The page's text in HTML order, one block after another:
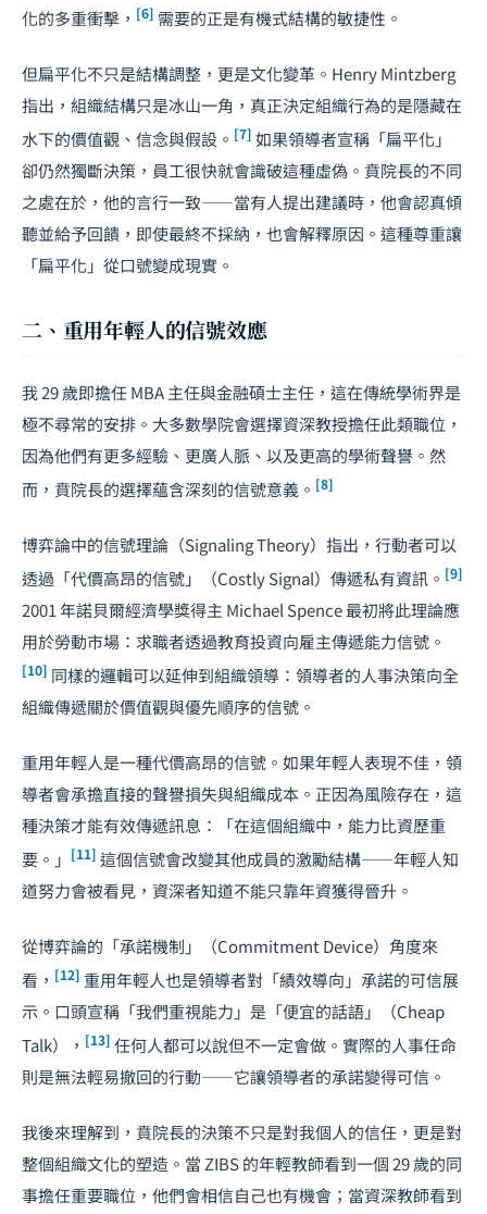
化的多重衝擊， [6] 需要的正是有機式結構的敏捷性。
但扁平化不只是結構調整，更是文化變革。Henry Mintzberg
指出，組織結構只是冰山一角，真正決定組織行為的是隱藏在
水下的價值觀、信念與假設。 [7] 如果領導者宣稱「扁平化」
卻仍然獨斷決策，員工很快就會識破這種虛偽。賁院長的不同
之處在於，他的言行一致——當有人提出建議時，他會認真傾
聽並給予回饋，即使最終不採納，也會解釋原因。這種尊重讓
「扁平化」從口號變成現實。
二、重用年輕人的信號效應
我 29 歲即擔任 MBA 主任與金融碩士主任，這在傳統學術界是
極不尋常的安排。大多數學院會選擇資深教授擔任此類職位，
因為他們有更多經驗、更廣人脈、以及更高的學術聲譽。然
而，賁院長的選擇蘊含深刻的信號意義。 [8]
博弈論中的信號理論（Signaling Theory）指出，行動者可以
透過「代價高昂的信號」（Costly Signal）傳遞私有資訊。 [9]
2001 年諾貝爾經濟學獎得主 Michael Spence 最初將此理論應
用於勞動市場：求職者透過教育投資向雇主傳遞能力信號。
[10] 同樣的邏輯可以延伸到組織領導：領導者的人事決策向全
組織傳遞關於價值觀與優先順序的信號。
重用年輕人是一種代價高昂的信號。如果年輕人表現不佳，領
導者會承擔直接的聲譽損失與組織成本。正因為風險存在，這
種決策才能有效傳遞訊息：「在這個組織中，能力比資歷重
要。」 [11] 這個信號會改變其他成員的激勵結構——年輕人知
道努力會被看見，資深者知道不能只靠年資獲得晉升。
從博弈論的「承諾機制」（Commitment Device）角度來
看， [12] 重用年輕人也是領導者對「績效導向」承諾的可信展
示。口頭宣稱「我們重視能力」是「便宜的話語」（Cheap
Talk）， [13] 任何人都可以說但不一定會做。實際的人事任命
則是無法輕易撤回的行動——它讓領導者的承諾變得可信。
我後來理解到，賁院長的決策不只是對我個人的信任，更是對
整個組織文化的塑造。當 ZIBS 的年輕教師看到一個 29 歲的同
事擔任重要職位，他們會相信自己也有機會；當資深教師看到